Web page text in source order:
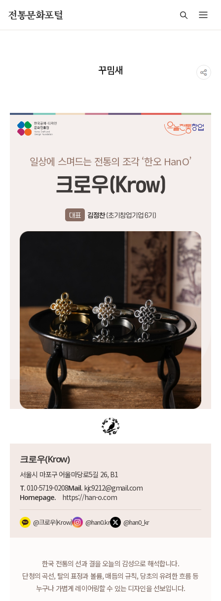
전통문화포털
꾸밈새
일상에 스며드는 전통의 조각 ‘한오 HanO’
크로우(Krow)
대표 김정찬(초기창업기업 6기)
크로우(Krow)
서울시 마포구 어울마당로5길 26, B1
T.010-5719-0208Mail. kjc9212@gmail.com
Homepage. https://han-o.com
@크로우(Krow) @han0.kr @han0_kr
한국 전통의 선과 결을 오늘의 감성으로 해석합니다.
단청의 곡선, 탈의 표정과 볼륨, 매듭의 규칙, 당초의 유려한 흐름 등
누구나 가볍게 레이어링할 수 있는 디자인을 선보입니다.